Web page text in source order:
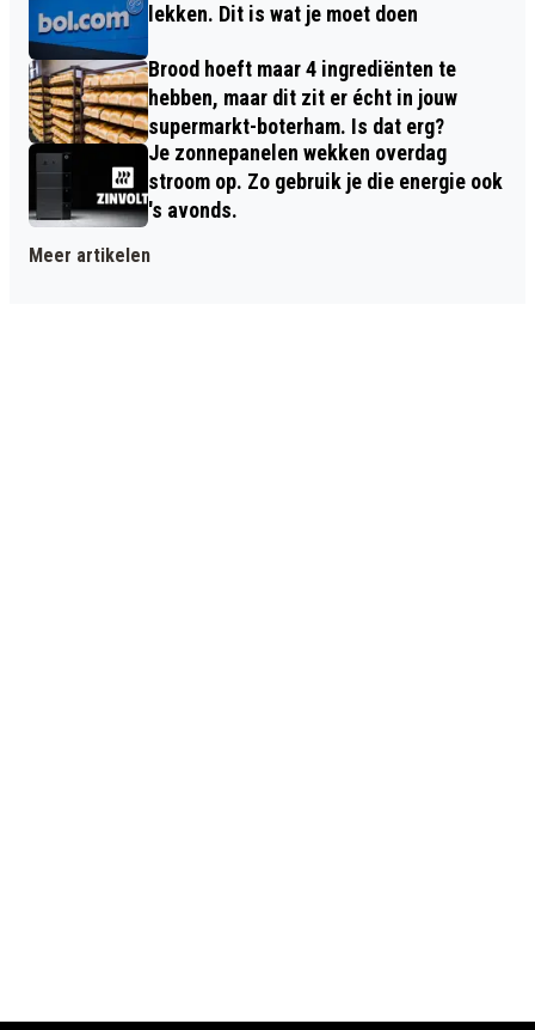
lekken. Dit is wat je moet doen
Brood hoeft maar 4 ingrediënten te
hebben, maar dit zit er écht in jouw
supermarkt-boterham. Is dat erg?
Je zonnepanelen wekken overdag
stroom op. Zo gebruik je die energie ook
's avonds.
Meer artikelen